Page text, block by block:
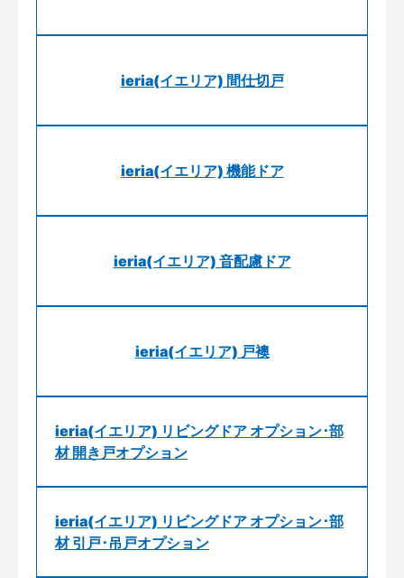
ieria(イエリア) 間仕切戸
ieria(イエリア) 機能ドア
ieria(イエリア) 音配慮ドア
ieria(イエリア) 戸襖
ieria(イエリア) リビングドア オプション･部
材 開き戸オプション
ieria(イエリア) リビングドア オプション･部
材 引戸･吊戸オプション